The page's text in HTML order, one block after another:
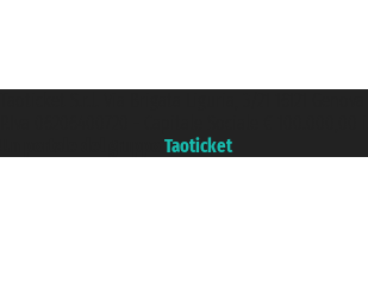
Taoticket